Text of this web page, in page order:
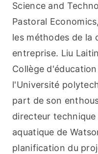
Science and
Pastoral
les méthodes de la
entreprise. Liu
Collège
l'Université
part de son
directeur
aquatique de
planification du